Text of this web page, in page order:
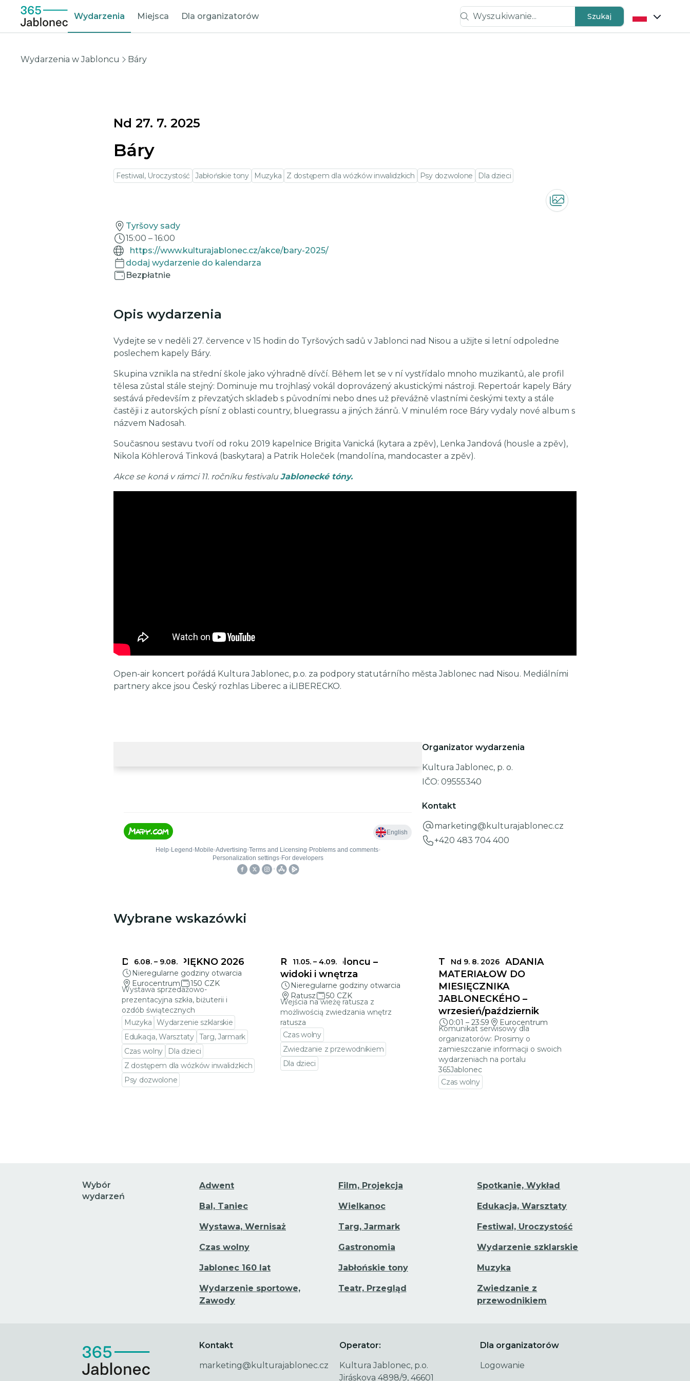
Wydarzenia Miejsca Dla organizatorów
Wyszukiwanie...
Szukaj
Wydarzenia w Jabloncu Báry
Nd 27. 7. 2025
Báry
Festiwal, Uroczystość Jabłońskie tony Muzyka Z dostępem dla wózków inwalidzkich Psy dozwolone Dla dzieci
Tyršovy sady
15:00 – 16:00
https://www.kulturajablonec.cz/akce/bary-2025/
dodaj wydarzenie do kalendarza
Bezpłatnie
Opis wydarzenia
Vydejte se v neděli 27. července v 15 hodin do Tyršových sadů v Jablonci nad Nisou a užijte si letní odpoledne
poslechem kapely Báry.
Skupina vznikla na střední škole jako výhradně dívčí. Během let se v ní vystřídalo mnoho muzikantů, ale profil
tělesa zůstal stále stejný: Dominuje mu trojhlasý vokál doprovázený akustickými nástroji. Repertoár kapely Báry
sestává především z převzatých skladeb s původními nebo dnes už převážně vlastními českými texty a stále
častěji i z autorských písní z oblasti country, bluegrassu a jiných žánrů. V minulém roce Báry vydaly nové album s
názvem Nadosah.
Současnou sestavu tvoří od roku 2019 kapelnice Brigita Vanická (kytara a zpěv), Lenka Jandová (housle a zpěv),
Nikola Köhlerová Tinková (baskytara) a Patrik Holeček (mandolína, mandocaster a zpěv).
Akce se koná v rámci 11. ročníku festivalu Jablonecké tóny.
Open-air koncert pořádá Kultura Jablonec, p.o. za podpory statutárního města Jablonec nad Nisou. Mediálními
partnery akce jsou Český rozhlas Liberec a iLIBERECKO.
Organizator wydarzenia
Kultura Jablonec, p. o.
IČO:09555340
Kontakt
marketing@kulturajablonec.cz
+420 483 704 400
Wybrane wskazówki
6.08. – 9.08.
DELIKATNE PIĘKNO 2026
Nieregularne godziny otwarcia
Eurocentrum
150 CZK
Wystawa sprzedażowo-
prezentacyjna szkła, biżuterii i
ozdób świątecznych
Muzyka Wydarzenie szklarskie
Edukacja, Warsztaty Targ, Jarmark
Czas wolny
Dla dzieci
Z dostępem dla wózków inwalidzkich
Psy dozwolone
11.05. – 4.09.
Ratusz w Jabloncu –
widoki i wnętrza
Nieregularne godziny otwarcia
Ratusz
50 CZK
Wejścia na wieżę ratusza z
możliwością zwiedzania wnętrz
ratusza
Czas wolny
Zwiedzanie z przewodnikiem
Dla dzieci
Nd 9. 8. 2026
TERMINY SKŁADANIA
MATERIAŁÓW DO
MIESIĘCZNIKA
JABLONECKÉHO –
wrzesień/październik
0:01 – 23:59 Eurocentrum
Komunikat serwisowy dla
organizatorów: Prosimy o
zamieszczanie informacji o swoich
wydarzeniach na portalu
365Jablonec
Czas wolny
Wybór
wydarzeń
Adwent Film, Projekcja Spotkanie, Wykład
Bal, Taniec Wielkanoc Edukacja, Warsztaty
Wystawa, Wernisaż Targ, Jarmark Festiwal, Uroczystość
Czas wolny Gastronomia Wydarzenie szklarskie
Jablonec 160 lat Jabłońskie tony Muzyka
Wydarzenie sportowe,
Zawody
Teatr, Przegląd
Zwiedzanie z
przewodnikiem
Kontakt
marketing@kulturajablonec.cz
Operator:
Kultura Jablonec, p.o.
Jiráskova 4898/9, 46601
Dla organizatorów
Logowanie